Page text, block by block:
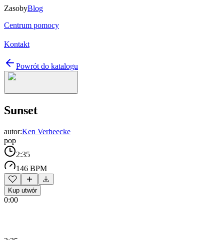
ZasobyBlog
Centrum pomocy
Kontakt
Powrót do katalogu
Sunset
autor:Ken Verheecke
pop
2:35
146 BPM
Kup utwór
0:00